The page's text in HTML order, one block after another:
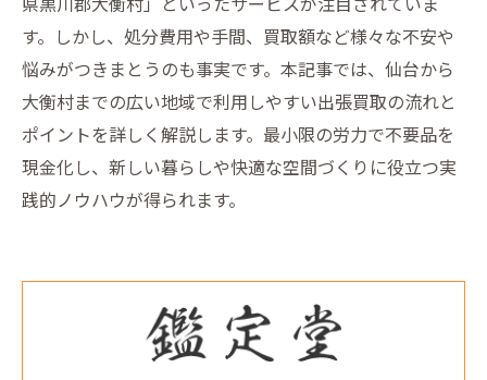
す。しかし、処分費用や手間、買取額など様々な不安や
悩みがつきまとうのも事実です。本記事では、仙台から
大衡村までの広い地域で利用しやすい出張買取の流れと
ポイントを詳しく解説します。最小限の労力で不要品を
現金化し、新しい暮らしや快適な空間づくりに役立つ実
践的ノウハウが得られます。